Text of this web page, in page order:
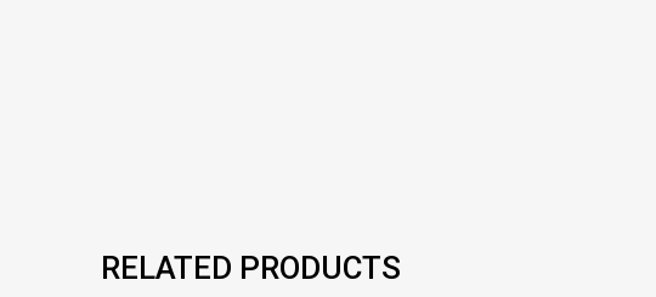
RELATED PRODUCTS